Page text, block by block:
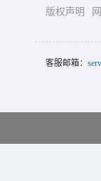
版权声明
客服邮箱：